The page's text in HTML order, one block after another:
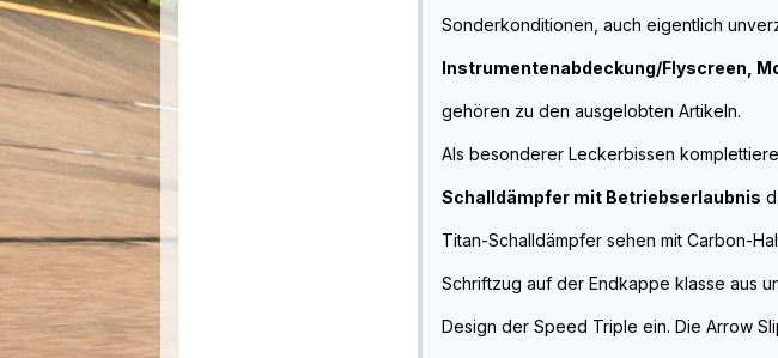
Sonderkonditionen, auch eigentlich
Instrumentenabdeckung/Flyscreen,
gehören zu den ausgelobten Artikeln.
Als besonderer Leckerbissen
Schalldämpfer mit Betriebserlaubnis
Titan-Schalldämpfer sehen mit Carbon-
Schriftzug auf der Endkappe klasse aus
Design der Speed Triple ein. Die Arrow